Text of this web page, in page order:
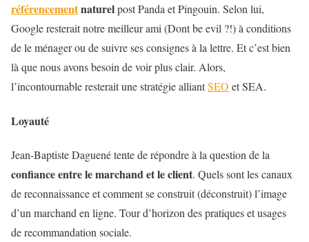
référencementnaturelpost Panda et Pingouin. Selon lui,
Google resterait notre meilleur ami (Dont be evil ?!) à conditions
de le ménager ou de suivre ses consignes à la lettre. Et c’est bien
là que nous avons besoin de voir plus clair. Alors,
l’incontournable resterait une stratégie alliantSEO et SEA.
Loyauté
Jean-Baptiste Daguené tente de répondre à la question de la
confiance entre le marchand et le client. Quels sont les canaux
de reconnaissance et comment se construit (déconstruit) l’image
d’un marchand en ligne. Tour d’horizon des pratiques et usages
de recommandation sociale.